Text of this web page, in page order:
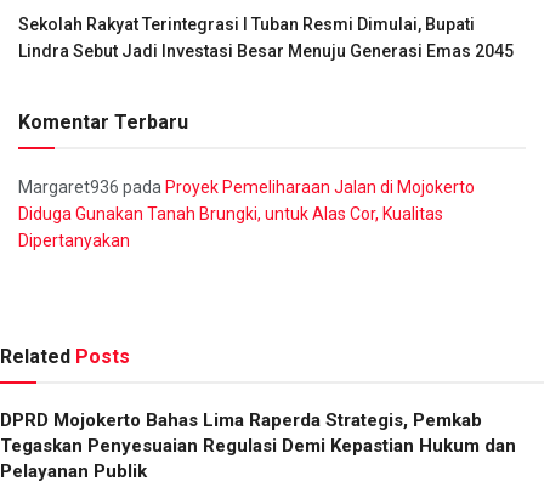
Sekolah Rakyat Terintegrasi I Tuban Resmi Dimulai, Bupati
Lindra Sebut Jadi Investasi Besar Menuju Generasi Emas 2045
Komentar Terbaru
Margaret936 pada Proyek Pemeliharaan Jalan di Mojokerto
Diduga Gunakan Tanah Brungki, untuk Alas Cor, Kualitas
Dipertanyakan
Related Posts
DPRD Mojokerto Bahas Lima Raperda Strategis, Pemkab
Tegaskan Penyesuaian Regulasi Demi Kepastian Hukum dan
Pelayanan Publik